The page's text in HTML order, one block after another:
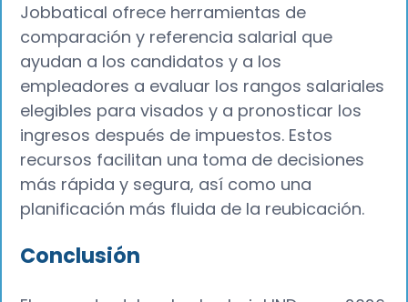
Jobbatical ofrece herramientas de
comparación y referencia salarial que
ayudan a los candidatos y a los
empleadores a evaluar los rangos salariales
elegibles para visados y a pronosticar los
ingresos después de impuestos. Estos
recursos facilitan una toma de decisiones
más rápida y segura, así como una
planificación más fluida de la reubicación.
Conclusión